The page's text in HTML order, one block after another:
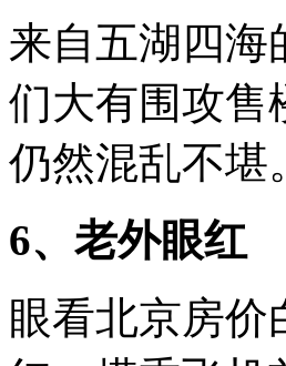
来自五湖四海
们大有围攻售
仍然混乱不堪
6、老外眼红
眼看北京房